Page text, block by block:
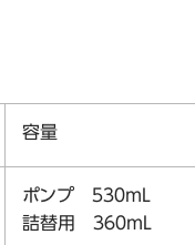
容量
ポンプ ５３０mL
詰替用 ３６０mL